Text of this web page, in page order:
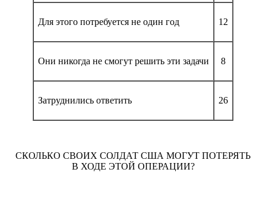
Для этого потребуется не один год 12
Они никогда не смогут решить эти задачи 8
Затруднились ответить 26
СКОЛЬКО СВОИХ СОЛДАТ США МОГУТ ПОТЕРЯТЬ
В ХОДЕ ЭТОЙ ОПЕРАЦИИ?